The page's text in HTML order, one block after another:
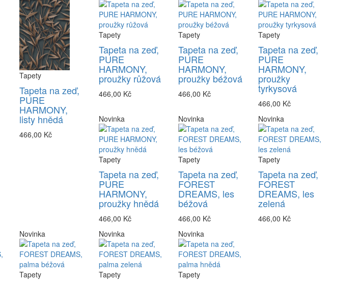
Tapety
Tapeta na zeď,
PURE
HARMONY,
listy hnědá
466,00 Kč
Tapety
Tapeta na zeď,
PURE
HARMONY,
proužky růžová
466,00 Kč
Tapety
Tapeta na zeď,
PURE
HARMONY,
proužky béžová
466,00 Kč
Tapety
Tapeta na zeď,
PURE
HARMONY,
proužky
tyrkysová
466,00 Kč
Novinka
Tapety
Tapeta na zeď,
PURE
HARMONY,
proužky hnědá
466,00 Kč
Novinka
Tapety
Tapeta na zeď,
FOREST
DREAMS, les
béžová
466,00 Kč
Novinka
Tapety
Tapeta na zeď,
FOREST
DREAMS, les
zelená
466,00 Kč
Novinka
Tapety
Novinka
Tapety
Novinka
Tapety